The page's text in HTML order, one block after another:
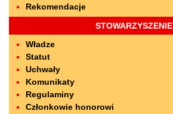
Rekomendacje
STOWARZYSZENIE
Władze
Statut
Uchwały
Komunikaty
Regulaminy
Członkowie honorowi